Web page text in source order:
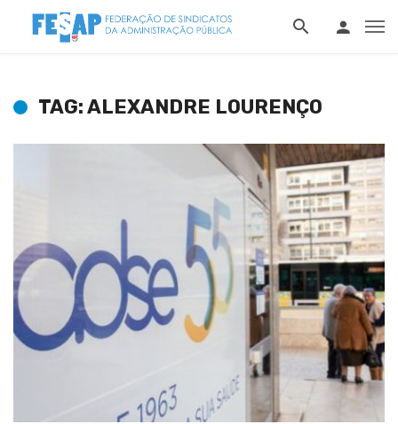
TAG: ALEXANDRE LOURENÇO